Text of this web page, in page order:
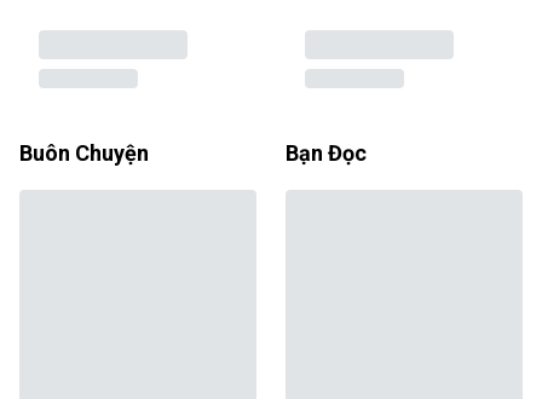
Buôn Chuyện Bạn Đọc